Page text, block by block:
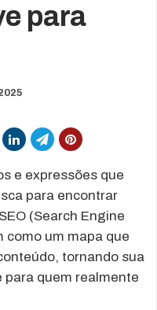
para
e expressões que
para encontrar
(Search Engine
como um mapa que
tornando sua
para quem realmente